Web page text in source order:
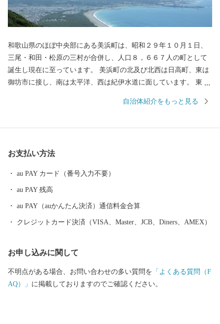
和歌山県のほぼ中央部にある美浜町は、昭和２９年１０月１日、
三尾・和田・松原の三村が合併し、人口８，６６７人の町として
誕生し現在に至っています。 美浜町の北及び北西は日高町、東は
御坊市に接し、南は太平洋、西は紀伊水道に面しています。 東西
平方キロメートルの町で、面積では和歌山県下で二番目に狭い町
く受けています。 太平洋に面する砂州海岸には、全長約４．５キ
自治体紹介をもっと見る
お支払い方法
au PAY カード（番号入力不要）
au PAY 残高
au PAY（auかんたん決済）通信料金合算
クレジットカード決済（VISA、Master、JCB、Diners、AMEX）
お申し込みに関して
不明点がある場合、お問い合わせの多い質問を 「よくある質問（F
AQ）」 に掲載しておりますのでご確認ください。